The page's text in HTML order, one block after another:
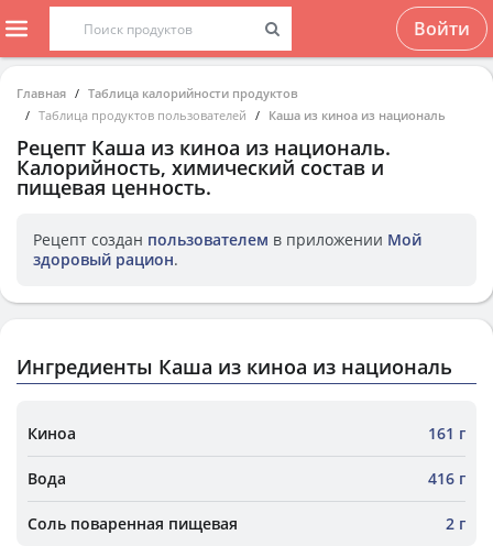
Войти
Главная
Таблица калорийности продуктов
Таблица продуктов пользователей
Каша из киноа из националь
Рецепт Каша из киноа из националь.
Калорийность, химический состав и
пищевая ценность.
Рецепт создан пользователем в приложении Мой
здоровый рацион.
Ингредиенты Каша из киноа из националь
Киноа 161 г
Вода 416 г
Соль поваренная пищевая 2 г